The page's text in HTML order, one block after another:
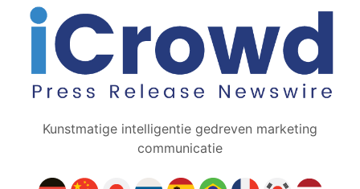
Kunstmatige intelligentie gedreven marketing
communicatie